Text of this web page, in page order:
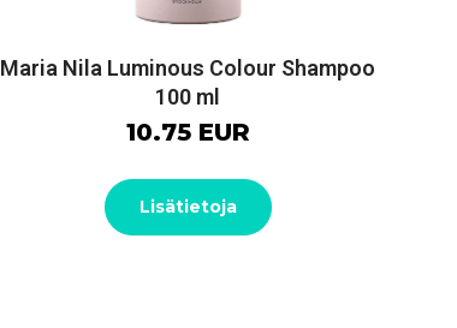
Maria Nila Luminous Colour Shampoo
100 ml
10.75 EUR
Lisätietoja